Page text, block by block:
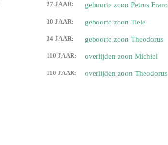
27 JAAR: geboorte zoon Petrus
30 JAAR: geboorte zoon Tiele
34 JAAR: geboorte zoon Theodorus
110 JAAR: overlijden zoon Michiel
110 JAAR: overlijden zoon Theodorus